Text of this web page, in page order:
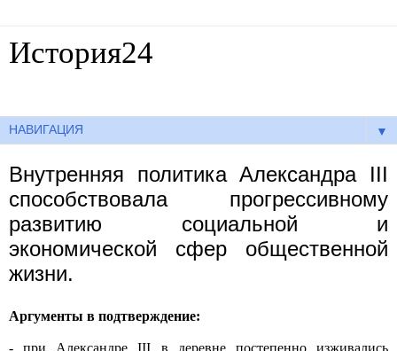
История24
▼
Внутренняя политика Александра III
способствовала прогрессивному
развитию социальной и
экономической сфер общественной
жизни.
Аргументы в подтверждение:
- при Александре III в деревне постепенно изживались